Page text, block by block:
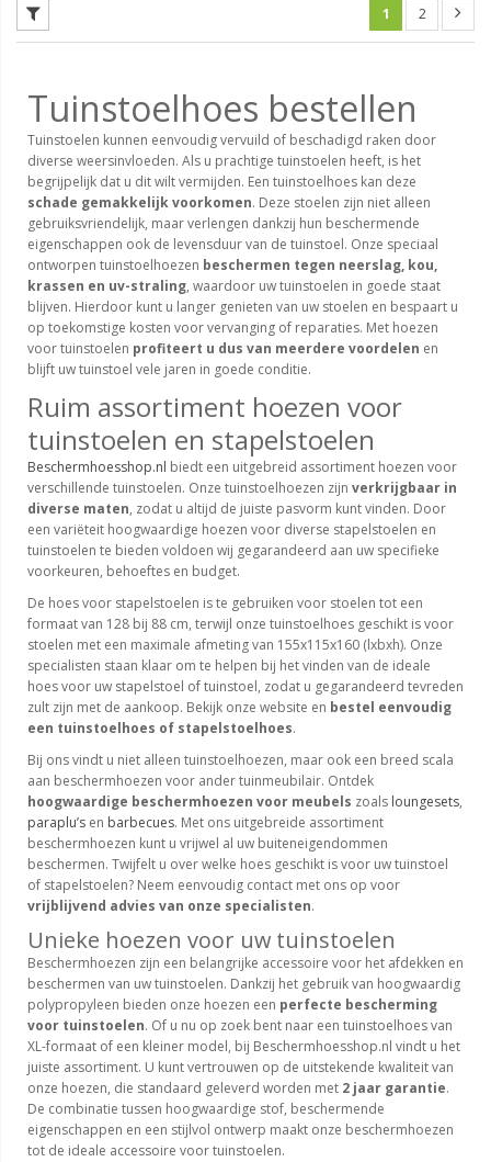
Tuinstoelhoes bestellen
Tuinstoelen kunnen eenvoudig vervuild of beschadigd raken door
diverse weersinvloeden. Als u prachtige tuinstoelen heeft, is het
begrijpelijk dat u dit wilt vermijden. Een tuinstoelhoes kan deze
schade gemakkelijk voorkomen. Deze stoelen zijn niet alleen
gebruiksvriendelijk, maar verlengen dankzij hun beschermende
eigenschappen ook de levensduur van de tuinstoel. Onze speciaal
ontworpen tuinstoelhoezen beschermen tegen neerslag, kou,
krassen en uv-straling, waardoor uw tuinstoelen in goede staat
blijven. Hierdoor kunt u langer genieten van uw stoelen en bespaart u
op toekomstige kosten voor vervanging of reparaties. Met hoezen
voor tuinstoelen profiteert u dus van meerdere voordelen en
blijft uw tuinstoel vele jaren in goede conditie.
Ruim assortiment hoezen voor
tuinstoelen en stapelstoelen
Beschermhoesshop.nl biedt een uitgebreid assortiment hoezen voor
verschillende tuinstoelen. Onze tuinstoelhoezen zijn verkrijgbaar in
diverse maten, zodat u altijd de juiste pasvorm kunt vinden. Door
een variëteit hoogwaardige hoezen voor diverse stapelstoelen en
tuinstoelen te bieden voldoen wij gegarandeerd aan uw specifieke
voorkeuren, behoeftes en budget.
De hoes voor stapelstoelen is te gebruiken voor stoelen tot een
formaat van 128 bij 88 cm, terwijl onze tuinstoelhoes geschikt is voor
stoelen met een maximale afmeting van 155x115x160 (lxbxh). Onze
specialisten staan klaar om te helpen bij het vinden van de ideale
hoes voor uw stapelstoel of tuinstoel, zodat u gegarandeerd tevreden
zult zijn met de aankoop. Bekijk onze website en bestel eenvoudig
een tuinstoelhoes of stapelstoelhoes.
Bij ons vindt u niet alleen tuinstoelhoezen, maar ook een breed scala
aan beschermhoezen voor ander tuinmeubilair. Ontdek
hoogwaardige beschermhoezen voor meubels zoals loungesets,
paraplu’s en barbecues. Met ons uitgebreide assortiment
beschermhoezen kunt u vrijwel al uw buiteneigendommen
beschermen. Twijfelt u over welke hoes geschikt is voor uw tuinstoel
of stapelstoelen? Neem eenvoudig contact met ons op voor
vrijblijvend advies van onze specialisten.
Unieke hoezen voor uw tuinstoelen
Beschermhoezen zijn een belangrijke accessoire voor het afdekken en
beschermen van uw tuinstoelen. Dankzij het gebruik van hoogwaardig
polypropyleen bieden onze hoezen een perfecte bescherming
voor tuinstoelen. Of u nu op zoek bent naar een tuinstoelhoes van
XL-formaat of een kleiner model, bij Beschermhoesshop.nl vindt u het
juiste assortiment. U kunt vertrouwen op de uitstekende kwaliteit van
onze hoezen, die standaard geleverd worden met 2 jaar garantie.
De combinatie tussen hoogwaardige stof, beschermende
eigenschappen en een stijlvol ontwerp maakt onze beschermhoezen
tot de ideale accessoire voor tuinstoelen.
1 2